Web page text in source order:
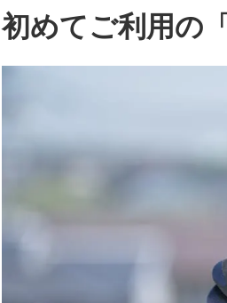
初めてご利用の